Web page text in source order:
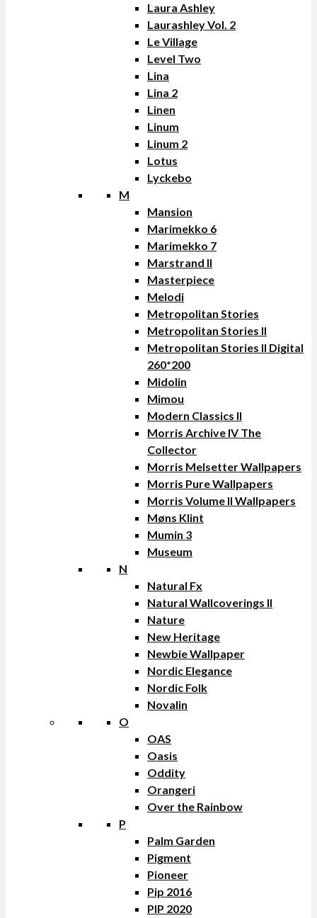
Laura Ashley
Laurashley Vol. 2
Le Village
Level Two
Lina
Lina 2
Linen
Linum
Linum 2
Lotus
Lyckebo
M
Mansion
Marimekko 6
Marimekko 7
Marstrand II
Masterpiece
Melodi
Metropolitan Stories
Metropolitan Stories II
Metropolitan Stories II Digital
260*200
Midolin
Mimou
Modern Classics II
Morris Archive IV The
Collector
Morris Melsetter Wallpapers
Morris Pure Wallpapers
Morris Volume II Wallpapers
Møns Klint
Mumin 3
Museum
N
Natural Fx
Natural Wallcoverings II
Nature
New Heritage
Newbie Wallpaper
Nordic Elegance
Nordic Folk
Novalin
O
OAS
Oasis
Oddity
Orangeri
Over the Rainbow
P
Palm Garden
Pigment
Pioneer
Pip 2016
PIP 2020